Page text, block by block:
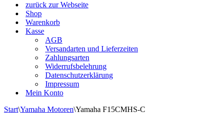
zurück zur Webseite
Shop
Warenkorb
Kasse
AGB
Versandarten und Lieferzeiten
Zahlungsarten
Widerrufsbelehrung
Datenschutzerklärung
Impressum
Mein Konto
Start\Yamaha Motoren\Yamaha F15CMHS-C